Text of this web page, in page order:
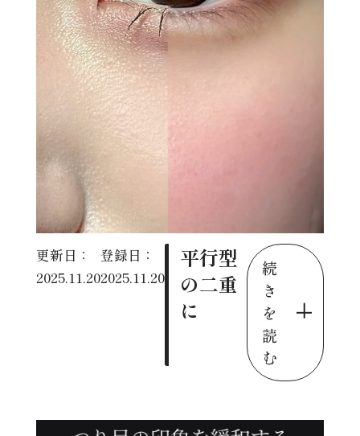
更新日：
2025.11.20
登録日：
2025.11.20
平行型
の二重
に
続
き
を
読
む